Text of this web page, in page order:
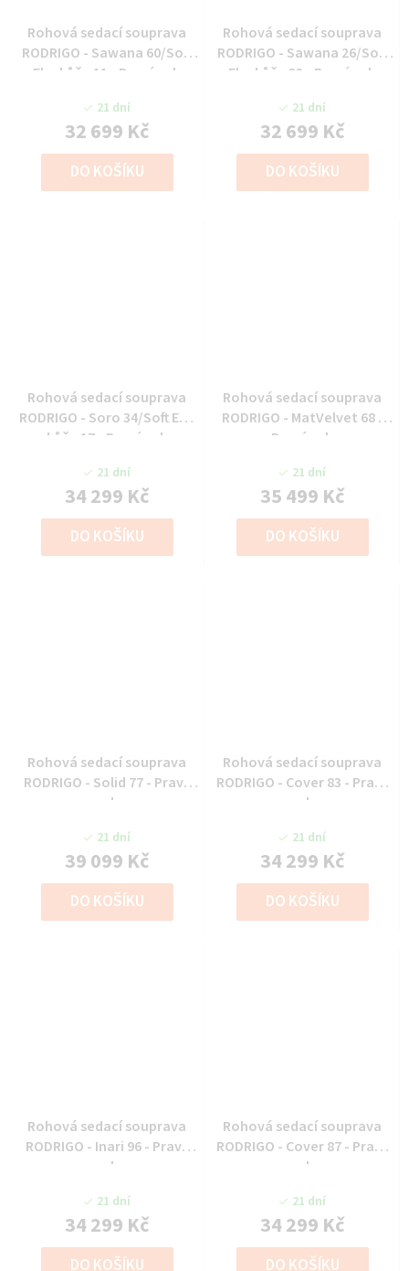
Rohová sedací souprava
RODRIGO - Sawana 60/Soft
Eko kůže 11 - Pravý roh
21 dní
32 699 Kč
DO KOŠÍKU
Rohová sedací souprava
RODRIGO - Sawana 26/Soft
Eko kůže 33 - Pravý roh
21 dní
32 699 Kč
DO KOŠÍKU
Rohová sedací souprava
RODRIGO - Soro 34/Soft Eko
kůže 17 - Pravý roh
21 dní
34 299 Kč
DO KOŠÍKU
Rohová sedací souprava
RODRIGO - MatVelvet 68 -
Pravý roh
21 dní
35 499 Kč
DO KOŠÍKU
Rohová sedací souprava
RODRIGO - Solid 77 - Pravý
roh
21 dní
39 099 Kč
DO KOŠÍKU
Rohová sedací souprava
RODRIGO - Cover 83 - Pravý
roh
21 dní
34 299 Kč
DO KOŠÍKU
Rohová sedací souprava
RODRIGO - Inari 96 - Pravý
roh
21 dní
34 299 Kč
DO KOŠÍKU
Rohová sedací souprava
RODRIGO - Cover 87 - Pravý
roh
21 dní
34 299 Kč
DO KOŠÍKU